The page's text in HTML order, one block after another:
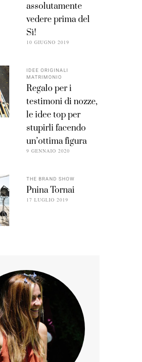
assolutamente
vedere prima del
Sì!
10 GIUGNO 2019
IDEE ORIGINALI
MATRIMONIO
Regalo per i
testimoni di nozze,
le idee top per
stupirli facendo
un’ottima figura
9 GENNAIO 2020
THE BRAND SHOW
Pnina Tornai
17 LUGLIO 2019